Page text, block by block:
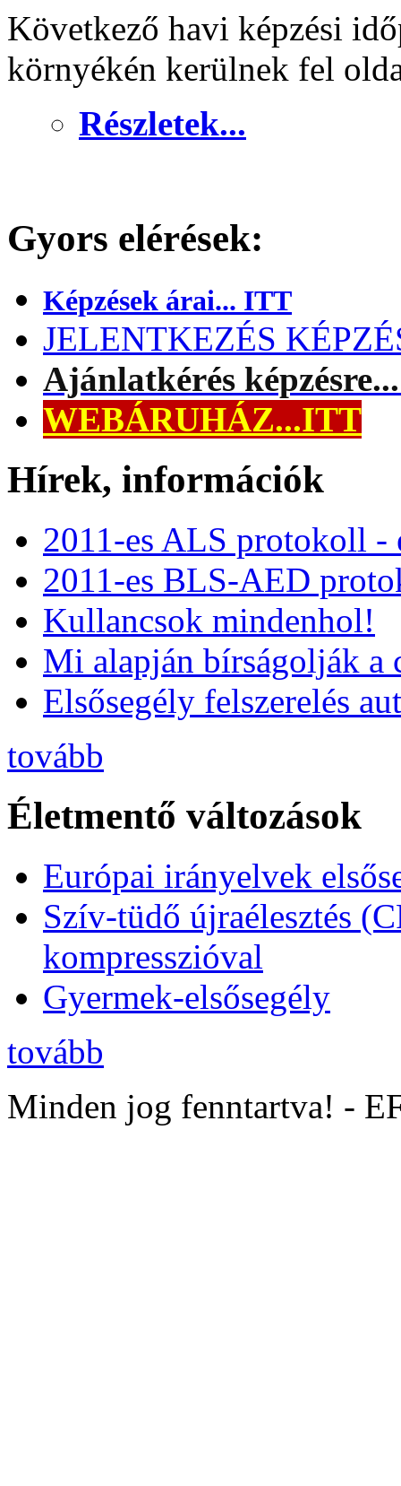
Következő havi képzési
környékén kerülnek fel
Részletek...
Gyors elérések:
Képzések árai... ITT
JELENTKEZÉS
Ajánlatkérés
WEBÁRUHÁZ...ITT
Hírek, információk
2011-es ALS protokoll -
2011-es BLS-AED
Kullancsok mindenhol!
Mi alapján bírságolják a
Elsősegély felszerelés
tovább
Életmentő változások
Európai irányelvek
Szív-tüdő újraélesztés
kompresszióval
Gyermek-elsősegély
tovább
Minden jog fenntartva! -